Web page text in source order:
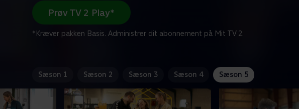
Prøv TV 2 Play*
*Kræver pakken Basis. Administrer dit abonnement på Mit TV 2.
Sæson 1 Sæson 2 Sæson 3 Sæson 4 Sæson 5